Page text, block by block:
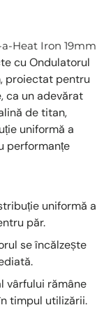
Heat Iron 19mm
cu Ondulatorul
, proiectat pentru
ca un adevărat
de titan,
uniformă a
performanțe
uniformă a
păr.
se încălzește
vârfului rămâne
timpul utilizării.